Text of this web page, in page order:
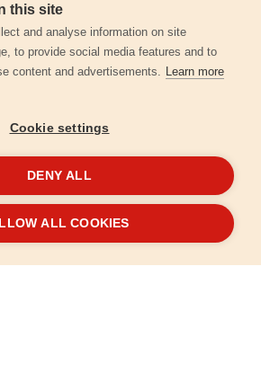
- Všechna práva vyhrazena
údajů
VytvořiloFEO
this site
and analyse information on site
to provide social media features and to
content and advertisements. Learn more
Cookie settings
DENY ALL
ALL COOKIES